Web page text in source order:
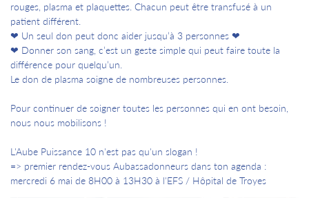
rouges, plasma et plaquettes. Chacun peut être transfusé à un
patient différent.
❤ Un seul don peut donc aider jusqu’à 3 personnes ❤
❤ Donner son sang, c’est un geste simple qui peut faire toute la
différence pour quelqu’un.
Le don de plasma soigne de nombreuses personnes.
Pour continuer de soigner toutes les personnes qui en ont besoin,
nous nous mobilisons !
L'Aube Puissance 10 n'est pas qu'un slogan !
=> premier rendez-vous Aubassadonneurs dans ton agenda :
mercredi 6 mai de 8H00 à 13H30 à l'EFS / Hôpital de Troyes